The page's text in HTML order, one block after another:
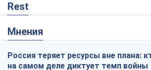
Rest
Мнения
Россия теряет ресурсы вне плана:
на самом деле диктует темп войны